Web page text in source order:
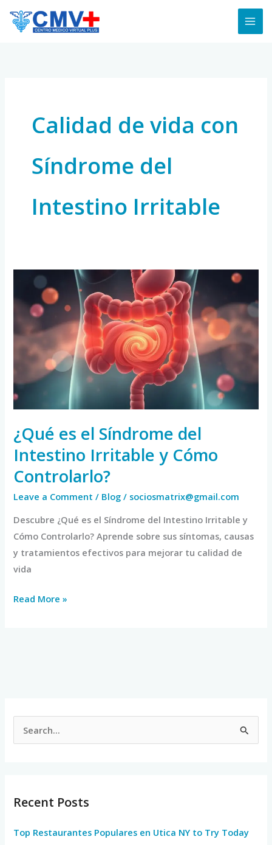
Calidad de vida con
Síndrome del
Intestino Irritable
¿Qué es el Síndrome del
Intestino Irritable y Cómo
Controlarlo?
Leave a Comment / Blog / sociosmatrix@gmail.com
Descubre ¿Qué es el Síndrome del Intestino Irritable y
Cómo Controlarlo? Aprende sobre sus síntomas, causas
y tratamientos efectivos para mejorar tu calidad de
vida
¿Qué
Síndrome
Intestino
Irritable
y
Cómo
Controlarlo?
Read More »
c
f
Recent Posts
Top Restaurantes Populares en Utica NY to Try Today